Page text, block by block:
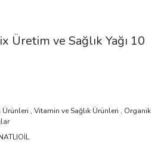
Üretim ve Sağlık Yağı 10
Ürünleri ,Vitamin ve Sağlık Ürünleri , Organik